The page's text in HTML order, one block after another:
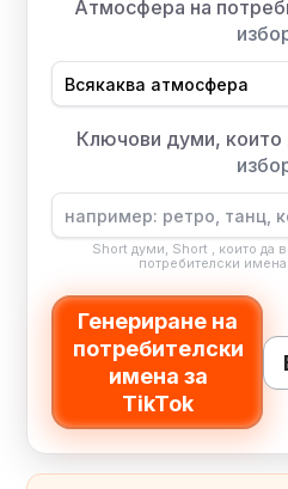
Атмосфера на
Ключови думи, които
Short думи, Short , които да
потребителски
Генериране на
потребителски
имена за
TikTok